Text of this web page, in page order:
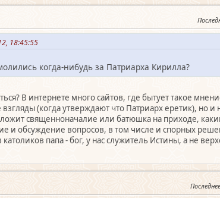
18:45:55
когда-нибудь за Патриарха Кирилла?
В интернете много сайтов, где бытует такое
(когда утверждают что Патриарх еретик), но
священноначалие или батюшка на приходе,
и обсуждение вопросов, в том числе и спорных
папа - бог, у нас служитель Истины, а не